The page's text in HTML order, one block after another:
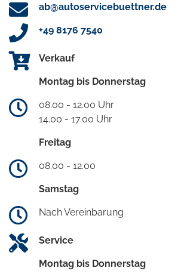
ab@autoservicebuettner.de
+49 8176 7540
Verkauf
Montag bis Donnerstag
08.00 - 12.00 Uhr
14.00 - 17.00 Uhr
Freitag
08.00 - 12.00
Samstag
Nach Vereinbarung
Service
Montag bis Donnerstag